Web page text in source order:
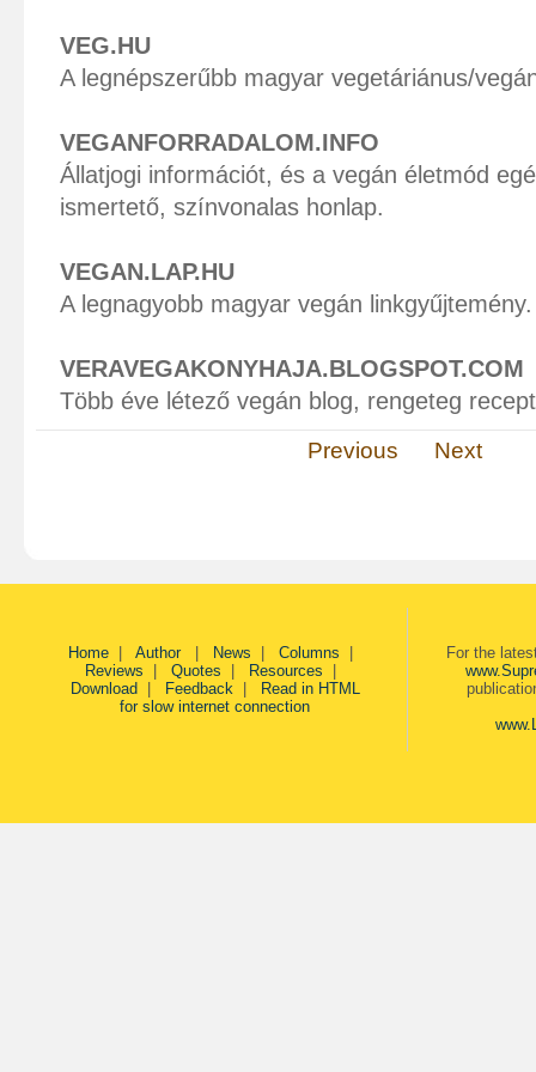
VEG.HU
A legnépszerűbb magyar vegetáriánus/
VEGANFORRADALOM.INFO
Állatjogi információt, és a vegán életmód
ismertető, színvonalas honlap.
VEGAN.LAP.HU
A legnagyobb magyar vegán linkgyűjtemény.
VERAVEGAKONYHAJA.BLOGSPOT.COM
Több éve létező vegán blog, rengeteg
Previous
Next
Home| Author News Columns
Reviews
Quotes Resources
Download
Feedback|
Read in HTML
for slow internet connection
For the